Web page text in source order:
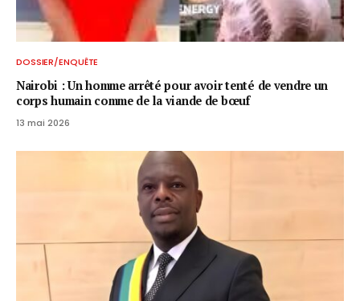
DOSSIER/ENQUÊTE
Nairobi : Un homme arrêté pour avoir tenté de vendre un
corps humain comme de la viande de bœuf
13 mai 2026